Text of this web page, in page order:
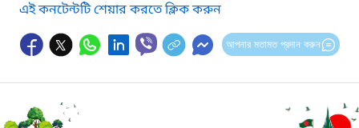
এই কনটেন্টটি শেয়ার করতে ক্লিক করুন
আপনার মতামত প্রদান করুন